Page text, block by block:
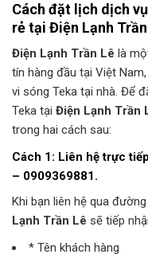
Cách đặt lịch dịch
rẻ tại Điện Lạnh
Điện Lạnh Trần Lê là
tín hàng đầu tại Việt
vi sóng Teka tại nhà. Để
Teka tại Điện Lạnh Trần
trong hai cách sau:
Cách 1: Liên hệ trực
– 0909369881.
Khi bạn liên hệ qua
Lạnh Trần Lê sẽ tiếp
* Tên khách hàng